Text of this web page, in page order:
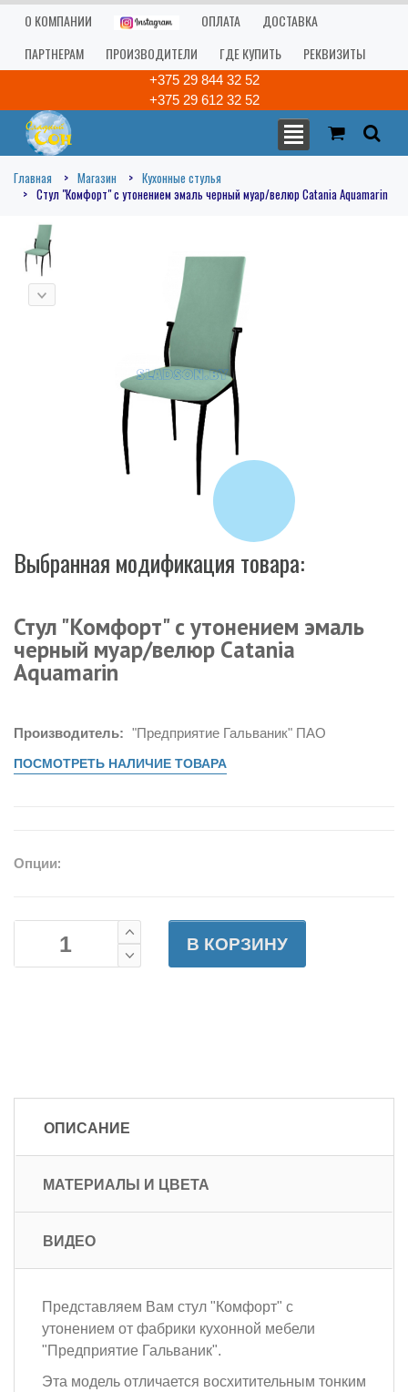
О КОМПАНИИ ОПЛАТА
ДОСТАВКА
ПАРТНЕРАМ
ПРОИЗВОДИТЕЛИ ГДЕ КУПИТЬ РЕКВИЗИТЫ
+375 29 844 32 52
+375 29 612 32 52
Главная Магазин
Кухонные стулья
Стул "Комфорт" с утонением эмаль черный муар/велюр Catania Aquamarin
Выбранная модификация товара:
Стул "Комфорт" с утонением эмаль
черный муар/велюр Catania
Aquamarin
Производитель: "Предприятие Гальваник" ПАО
ПОСМОТРЕТЬ НАЛИЧИЕ ТОВАРА
Опции:
В КОРЗИНУ
ОПИСАНИЕ
МАТЕРИАЛЫ И ЦВЕТА
ВИДЕО
Представляем Вам стул "Комфорт" с
утонением от фабрики кухонной мебели
"Предприятие Гальваник".
Эта модель отличается восхитительным тонким